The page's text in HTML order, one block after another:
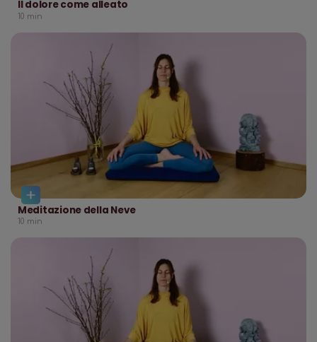
Il dolore come alleato
10 min
Meditazione della Neve
10 min